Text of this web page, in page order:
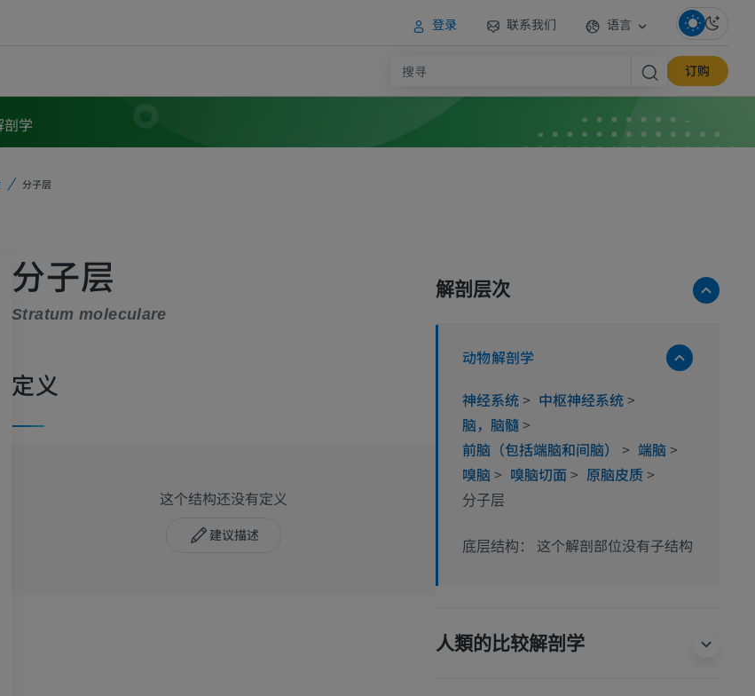
登录 联系我们 语言
订购
剖学
分子层
分子层
Stratum moleculare
定义
这个结构还没有定义
建议描述
解剖层次
动物解剖学
神经系统> 中枢神经系统>
脑，脑髓>
前脑（包括端脑和间脑） > 端脑 >
嗅脑 > 嗅脑切面 > 原脑皮质>
分子层
底层结构： 这个解剖部位没有子结构
人類的比较解剖学